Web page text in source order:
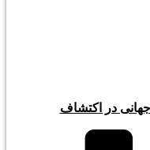
در اکتشاف